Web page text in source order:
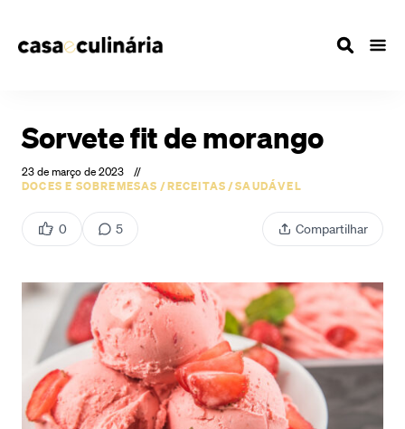
Sorvete fit de morango
23 de março de 2023
//
DOCES E SOBREMESAS /RECEITAS/SAUDÁVEL
0 5 Compartilhar